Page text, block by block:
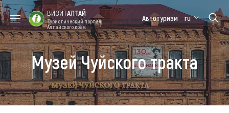
Форум VISIT
ALTAI
Цветение
маральника
Медицинский
форум
Алтайская
зимовка
Туры
ВИЗИТАЛТАЙ
Туристический портал
Алтайского края
Автотуризм ru
Музей Чуйского тракта